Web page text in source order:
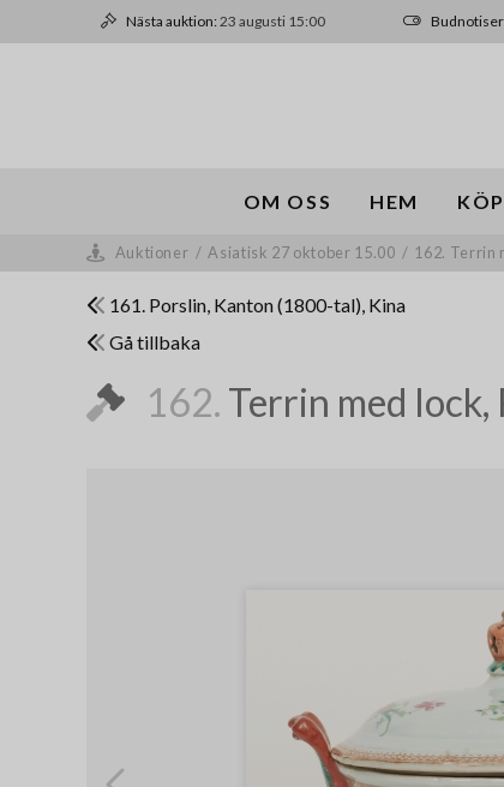
Nästa auktion:23 augusti 15:00 Budnotiser
OM OSS HEM
Auktioner / Asiatisk 27 oktober 15.00 / 162. Terrin
161. Porslin, Kanton (1800-tal), Kina
Gå tillbaka
162. Terrin med lock,